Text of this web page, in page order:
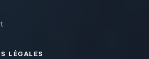
LÉGALES